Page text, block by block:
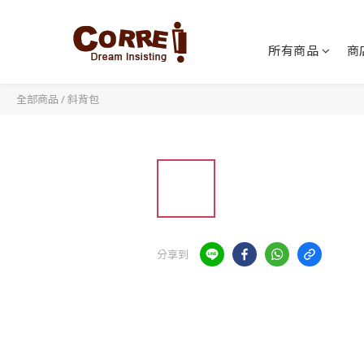
所有商品 商
全部商品 /斜背包
分享到